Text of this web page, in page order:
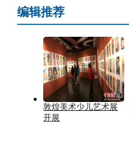
编辑推荐
敦煌美术少儿艺术展
开展